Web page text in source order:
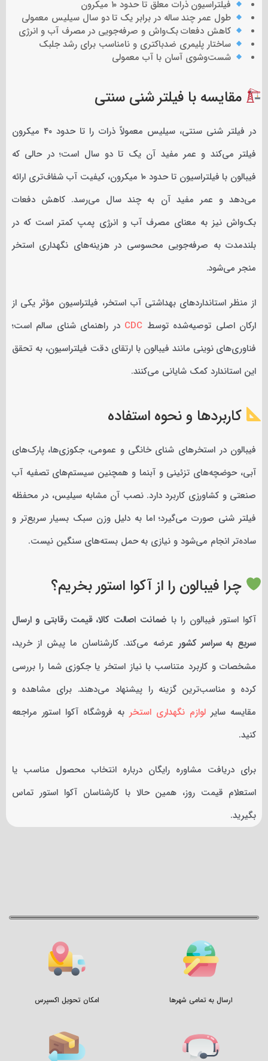
فیلتراسیون ذرات معلق تا حدود ۱۰ میکرون
طول عمر چند ساله در برابر یک تا دو سال سیلیس معمولی
کاهش دفعات بک‌واش و صرفه‌جویی در مصرف آب و انرژی
ساختار پلیمری ضدباکتری و نامناسب برای رشد جلبک
شست‌وشوی آسان با آب معمولی
مقایسه با فیلتر شنی سنتی
در فیلتر شنی سنتی، سیلیس معمولاً ذرات را تا حدود ۴۰ میکرون
فیلتر می‌کند و عمر مفید آن یک تا دو سال است؛ در حالی که
فیبالون با فیلتراسیون تا حدود ۱۰ میکرون، کیفیت آب شفاف‌تری ارائه
می‌دهد و عمر مفید آن به چند سال می‌رسد. کاهش دفعات
بک‌واش نیز به معنای مصرف آب و انرژی پمپ کمتر است که در
بلندمدت به صرفه‌جویی محسوسی در هزینه‌های نگهداری استخر
منجر می‌شود.
از منظر استانداردهای بهداشتی آب استخر، فیلتراسیون مؤثر یکی از
ارکان اصلی توصیه‌شده توسط CDC در راهنمای شنای سالم است؛
فناوری‌های نوینی مانند فیبالون با ارتقای دقت فیلتراسیون، به تحقق
این استاندارد کمک شایانی می‌کنند.
کاربردها و نحوه استفاده
فیبالون در استخرهای شنای خانگی و عمومی، جکوزی‌ها، پارک‌های
آبی، حوضچه‌های تزئینی و آبنما و همچنین سیستم‌های تصفیه آب
صنعتی و کشاورزی کاربرد دارد. نصب آن مشابه سیلیس، در محفظه
فیلتر شنی صورت می‌گیرد؛ اما به دلیل وزن سبک بسیار سریع‌تر و
ساده‌تر انجام می‌شود و نیازی به حمل بسته‌های سنگین نیست.
چرا فیبالون را از آکوا استور بخریم؟
آکوا استور فیبالون را با ضمانت اصالت کالا، قیمت رقابتی و ارسال
سریع به سراسر کشورعرضه می‌کند. کارشناسان ما پیش از خرید،
مشخصات و کاربرد متناسب با نیاز استخر یا جکوزی شما را بررسی
کرده و مناسب‌ترین گزینه را پیشنهاد می‌دهند. برای مشاهده و
مقایسه سایرلوازم نگهداری استخر به فروشگاه آکوا استور مراجعه
کنید.
برای دریافت مشاوره رایگان درباره انتخاب محصول مناسب یا
استعلام قیمت روز، همین حالا با کارشناسان آکوا استور تماس
بگیرید.
ارسال به تمامی شهرها امکان تحویل اکسپرس